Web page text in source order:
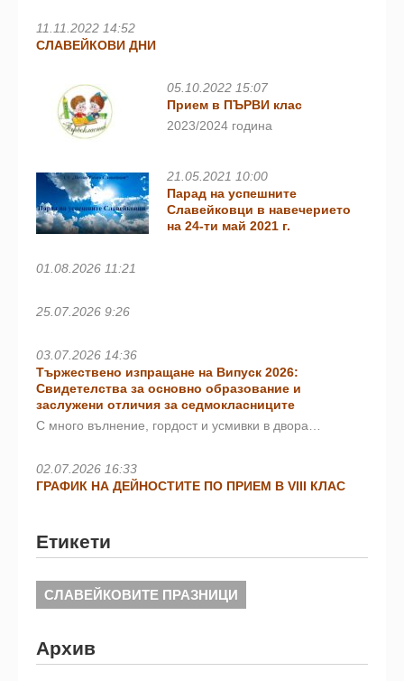
11.11.2022 14:52
СЛАВЕЙКОВИ ДНИ
05.10.2022 15:07
Прием в ПЪРВИ клас
2023/2024 година
21.05.2021 10:00
Парад на успешните
Славейковци в навечерието
на 24-ти май 2021 г.
01.08.2026 11:21
25.07.2026 9:26
03.07.2026 14:36
Тържествено изпращане на Випуск 2026:
Свидетелства за основно образование и
заслужени отличия за седмокласниците
С много вълнение, гордост и усмивки в двора…
02.07.2026 16:33
ГРАФИК НА ДЕЙНОСТИТЕ ПО ПРИЕМ В VIII КЛАС
Етикети
СЛАВЕЙКОВИТЕ ПРАЗНИЦИ
Архив